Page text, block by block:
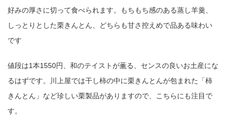
好みの厚さに切って食べられます。もちもち感のある蒸し羊羹、
しっとりとした栗きんとん、どちらも甘さ控えめで品ある味わい
です
値段は1本1550円、和のテイストが薫る、センスの良いお土産にな
るはずです。川上屋では干し柿の中に栗きんとんが包まれた「柿
きんとん」など珍しい栗製品がありますので、こちらにも注目で
す。